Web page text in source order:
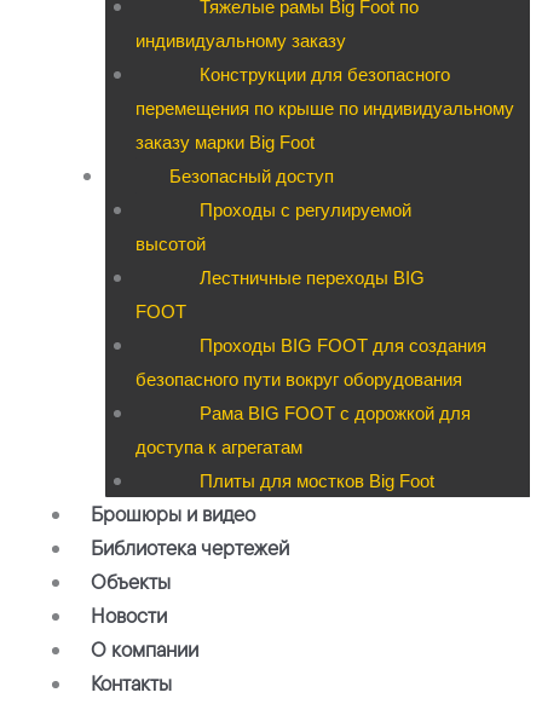
Тяжелые рамы Big Foot по
индивидуальному заказу
Конструкции для безопасного
перемещения по крыше по индивидуальному
заказу марки Big Foot
Безопасный доступ
Проходы с регулируемой
высотой
Лестничные переходы BIG
FOOT
Проходы BIG FOOT для создания
безопасного пути вокруг оборудования
Рама BIG FOOT с дорожкой для
доступа к агрегатам
Плиты для мостков Big Foot
Брошюры и видео
Библиотека чертежей
Объекты
Новости
О компании
Контакты